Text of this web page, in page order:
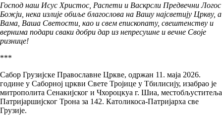
Господ наш Исус Христос, Распети и Васкрсли Предвечни Логос
Божји, нека излије обиље благослова на Вашу најсветију Цркву, а
Вама, Ваша Светости, као и свем епископату, свештенству и
вернима подари сваки добри дар из непресушне и вечне Своје
ризнице!
***
Сабор Грузијске Православне Цркве, одржан 11. маја 2026.
године у Саборној цркви Свете Тројице у Тбилисију, изабрао је
митрополита Сенакијског и Чхороцкуа г. Шиа, местобљуститеља
Патријаршијског Трона за 142. Католикоса-Патријарха све
Грузије.